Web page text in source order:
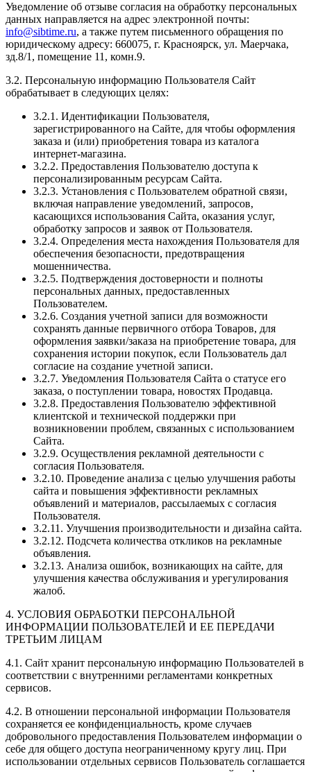
Уведомление об отзыве согласия на обработку персональных
данных направляется на адрес электронной почты:
info@sibtime.ru, а также путем письменного обращения по
юридическому адресу: 660075, г. Красноярск, ул. Маерчака,
зд.8/1, помещение 11, комн.9.
3.2. Персональную информацию Пользователя Сайт
обрабатывает в следующих целях:
3.2.1. Идентификации Пользователя,
зарегистрированного на Сайте, для чтобы оформления
заказа и (или) приобретения товара из каталога
интернет-магазина.
3.2.2. Предоставления Пользователю доступа к
персонализированным ресурсам Сайта.
3.2.3. Установления с Пользователем обратной связи,
включая направление уведомлений, запросов,
касающихся использования Сайта, оказания услуг,
обработку запросов и заявок от Пользователя.
3.2.4. Определения места нахождения Пользователя для
обеспечения безопасности, предотвращения
мошенничества.
3.2.5. Подтверждения достоверности и полноты
персональных данных, предоставленных
Пользователем.
3.2.6. Создания учетной записи для возможности
сохранять данные первичного отбора Товаров, для
оформления заявки/заказа на приобретение товара, для
сохранения истории покупок, если Пользователь дал
согласие на создание учетной записи.
3.2.7. Уведомления Пользователя Сайта о статусе его
заказа, о поступлении товара, новостях Продавца.
3.2.8. Предоставления Пользователю эффективной
клиентской и технической поддержки при
возникновении проблем, связанных с использованием
Сайта.
3.2.9. Осуществления рекламной деятельности с
согласия Пользователя.
3.2.10. Проведение анализа с целью улучшения работы
сайта и повышения эффективности рекламных
объявлений и материалов, рассылаемых с согласия
Пользователя.
3.2.11. Улучшения производительности и дизайна сайта.
3.2.12. Подсчета количества откликов на рекламные
объявления.
3.2.13. Анализа ошибок, возникающих на сайте, для
улучшения качества обслуживания и урегулирования
жалоб.
4. УСЛОВИЯ ОБРАБОТКИ ПЕРСОНАЛЬНОЙ
ИНФОРМАЦИИ ПОЛЬЗОВАТЕЛЕЙ И ЕЕ ПЕРЕДАЧИ
ТРЕТЬИМ ЛИЦАМ
4.1. Сайт хранит персональную информацию Пользователей в
соответствии с внутренними регламентами конкретных
сервисов.
4.2. В отношении персональной информации Пользователя
сохраняется ее конфиденциальность, кроме случаев
добровольного предоставления Пользователем информации о
себе для общего доступа неограниченному кругу лиц. При
использовании отдельных сервисов Пользователь соглашается